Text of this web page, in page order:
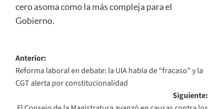
cero asoma como la más compleja para el
Gobierno.
Navegación
de
entradas
Anterior:
Reforma laboral en debate: la UIA habla de “fracaso” y la
CGT alerta por constitucionalidad
Siguiente: